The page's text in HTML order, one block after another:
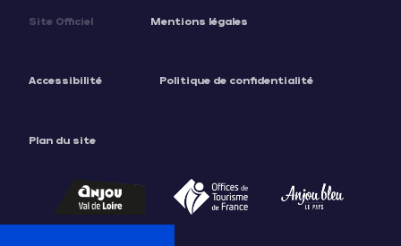
Site Officiel Mentions légales
Accessibilité Politique de confidentialité
Plan du site